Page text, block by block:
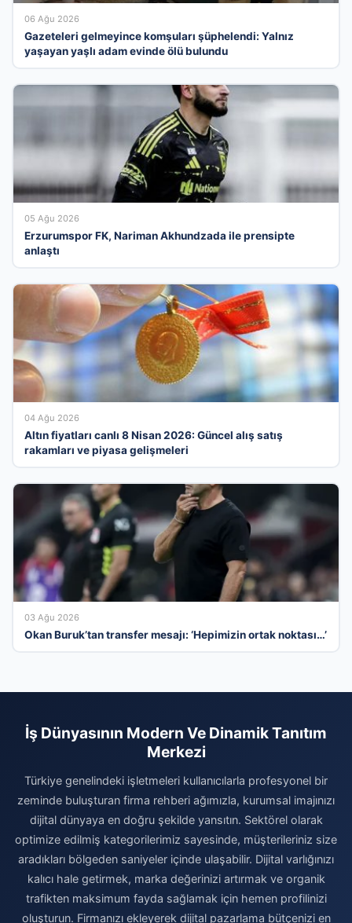
06 Ağu 2026
Gazeteleri gelmeyince komşuları şüphelendi: Yalnız
yaşayan yaşlı adam evinde ölü bulundu
05 Ağu 2026
Erzurumspor FK, Nariman Akhundzada ile prensipte
anlaştı
04 Ağu 2026
Altın fiyatları canlı 8 Nisan 2026: Güncel alış satış
rakamları ve piyasa gelişmeleri
03 Ağu 2026
Okan Buruk’tan transfer mesajı: ‘Hepimizin ortak noktası…’
İş Dünyasının Modern Ve Dinamik Tanıtım
Merkezi
Türkiye genelindeki işletmeleri kullanıcılarla profesyonel bir
zeminde buluşturan firma rehberi ağımızla, kurumsal imajınızı
dijital dünyaya en doğru şekilde yansıtın. Sektörel olarak
optimize edilmiş kategorilerimiz sayesinde, müşterileriniz size
aradıkları bölgeden saniyeler içinde ulaşabilir. Dijital varlığınızı
kalıcı hale getirmek, marka değerinizi artırmak ve organik
trafikten maksimum fayda sağlamak için hemen profilinizi
oluşturun. Firmanızı ekleyerek dijital pazarlama bütçenizi en